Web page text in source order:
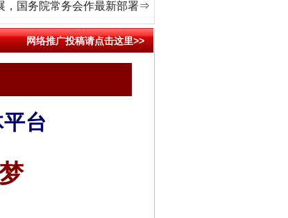
，国务院常务会作最新部署⇒
网络推广投稿请点击这里>>
台